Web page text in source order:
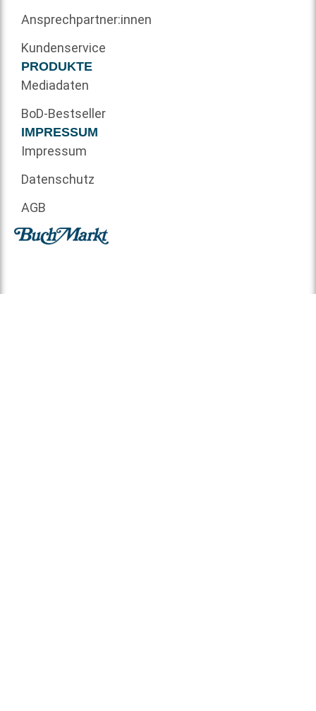
Ansprechpartner:innen
Kundenservice
PRODUKTE
Mediadaten
BoD-Bestseller
IMPRESSUM
Impressum
Datenschutz
AGB